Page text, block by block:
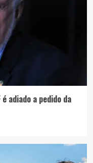
adiado a pedido da